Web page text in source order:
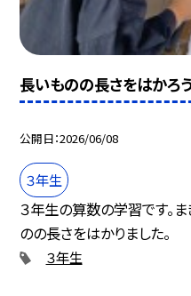
長いものの長さをはかろう
公開日 2026/06/08
３年生
３年生の算数の学習です。ま
のの長さをはかりました。
３年生